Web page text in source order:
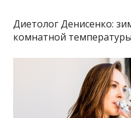
Диетолог Денисенко:
комнатной